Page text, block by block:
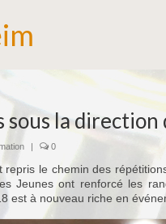
sous la
| 0
repris le chemin des
Jeunes ont renforcé les
est à nouveau riche en